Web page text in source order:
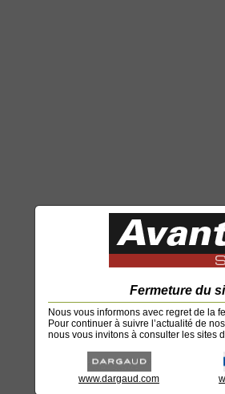
Fermeture du
Nous vous informons avec regret de la
Pour continuer à suivre l’actualité de
nous vous invitons à consulter les sites
www.dargaud.com